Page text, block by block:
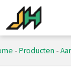
-Producten -